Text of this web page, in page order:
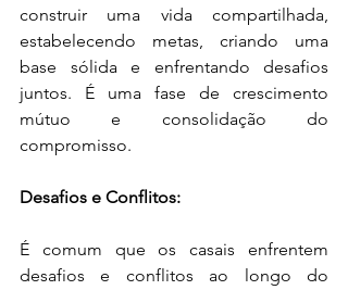
construir uma vida compartilhada,
estabelecendo metas, criando uma
base sólida e enfrentando desafios
juntos. É uma fase de crescimento
mútuo e consolidação do
compromisso.
Desafios e Conflitos:
É comum que os casais enfrentem
desafios e conflitos ao longo do